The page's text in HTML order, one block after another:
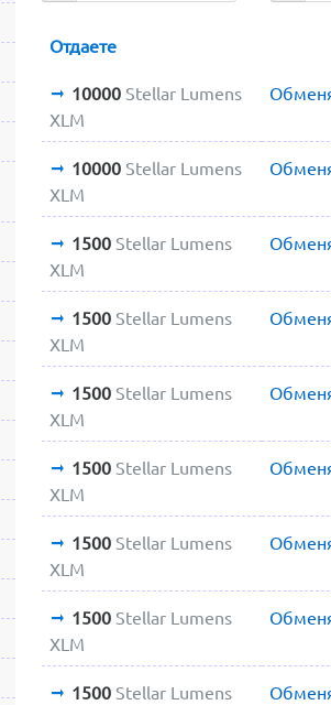
Отдаете
10000 Stellar Lumens
XLM
10000 Stellar Lumens
XLM
1500 Stellar Lumens
XLM
1500 Stellar Lumens
XLM
1500 Stellar Lumens
XLM
1500 Stellar Lumens
XLM
1500 Stellar Lumens
XLM
1500 Stellar Lumens
XLM
1500 Stellar Lumens